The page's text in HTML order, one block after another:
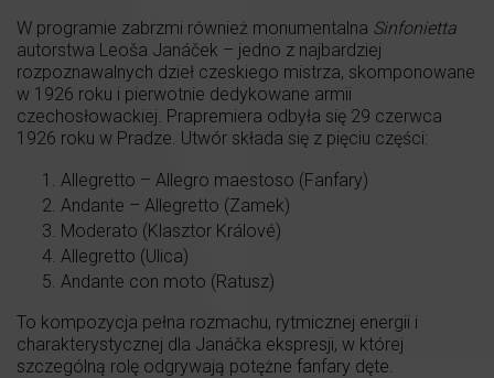
W programie zabrzmi również monumentalna Sinfonietta
autorstwa Leoša Janáček – jedno z najbardziej
rozpoznawalnych dzieł czeskiego mistrza, skomponowane
w 1926 roku i pierwotnie dedykowane armii
czechosłowackiej. Prapremiera odbyła się 29 czerwca
1926 roku w Pradze. Utwór składa się z pięciu części:
Allegretto – Allegro maestoso (Fanfary)
Andante – Allegretto (Zamek)
Moderato (Klasztor Králové)
Allegretto (Ulica)
Andante con moto (Ratusz)
To kompozycja pełna rozmachu, rytmicznej energii i
charakterystycznej dla Janáčka ekspresji, w której
szczególną rolę odgrywają potężne fanfary dęte.